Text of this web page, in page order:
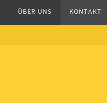
ÜBER UNS KONTAKT